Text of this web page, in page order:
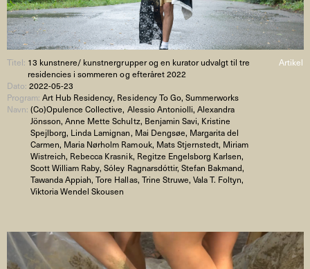
Artikel
Titel: 13 kunstnere/ kunstnergrupper og en kurator udvalgt til tre
residencies i sommeren og efteråret 2022
Dato:2022-05-23
Program:Art Hub Residency, Residency To Go, Summerworks
Navn:(Co)Opulence Collective, Alessio Antoniolli, Alexandra
Jönsson, Anne Mette Schultz, Benjamin Savi, Kristine
Spejlborg, Linda Lamignan, Mai Dengsøe, Margarita del
Carmen, Maria Nørholm Ramouk, Mats Stjernstedt, Miriam
Wistreich, Rebecca Krasnik, Regitze Engelsborg Karlsen,
Scott William Raby, Sóley Ragnarsdóttir, Stefan Bakmand,
Tawanda Appiah, Tore Hallas, Trine Struwe, Vala T. Foltyn,
Viktoria Wendel Skousen